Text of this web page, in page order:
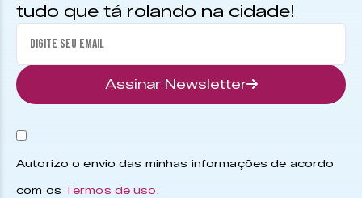
tudo que tá rolando na cidade!
Assinar Newsletter
Autorizo o envio das minhas informações de acordo
com os Termos de uso